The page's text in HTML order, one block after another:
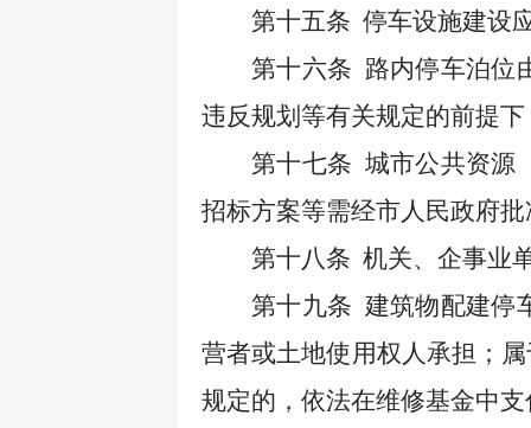
第十五条 停车设施建设
第十六条 路内停车泊位
违反规划等有关规定的前提
第十七条 城市公共资源
招标方案等需经市人民政府
第十八条 机关、企事业
第十九条 建筑物配建停
营者或土地使用权人承担；
规定的，依法在维修基金中支